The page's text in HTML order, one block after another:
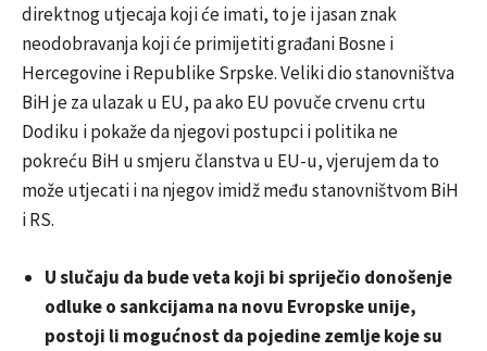
direktnog utjecaja koji će imati, to je i jasan znak
neodobravanja koji će primijetiti građani Bosne i
Hercegovine i Republike Srpske. Veliki dio stanovništva
BiH je za ulazak u EU, pa ako EU povuče crvenu crtu
Dodiku i pokaže da njegovi postupci i politika ne
pokreću BiH u smjeru članstva u EU-u, vjerujem da to
može utjecati i na njegov imidž među stanovništvom BiH
i RS.
U slučaju da bude veta koji bi spriječio donošenje
odluke o sankcijama na novu Evropske unije,
postoji li mogućnost da pojedine zemlje koje su